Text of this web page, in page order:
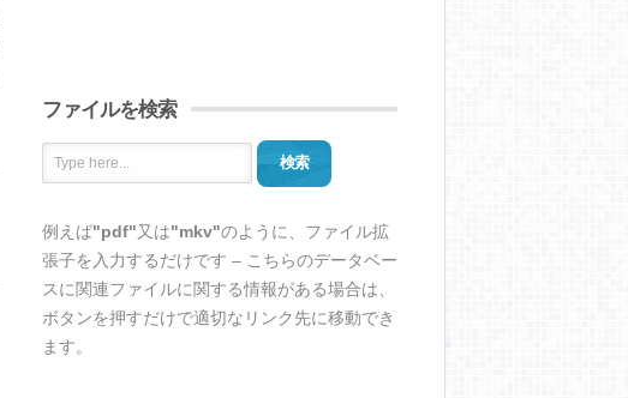
ファイルを検索
検索
例えば"pdf"又は"mkv"のように、ファイル拡
張子を入力するだけです – こちらのデータベー
スに関連ファイルに関する情報がある場合は、
ボタンを押すだけで適切なリンク先に移動でき
ます。